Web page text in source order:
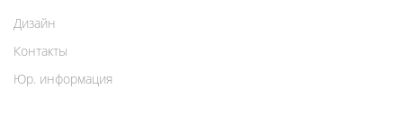
Дизайн
Контакты
Юр. информация